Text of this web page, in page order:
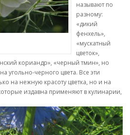
называют по
разному:
«дикий
фенхель»,
«мускатный
цветок»,
кориандр», «черный тмин», но
угольно-черного цвета. Все эти
на нежную красоту цветка, но и на
издавна применяют в кулинарии,